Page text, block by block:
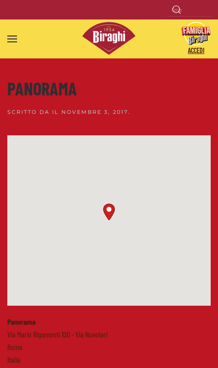
Skip to main content
ACCEDI
PANORAMA
SCRITTO DA IL NOVEMBRE 3, 2017.
Panorama
Via Mario Rigamonti 100 - Via Nuvolari
Roma
Italia